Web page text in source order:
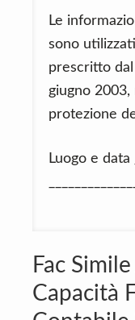
Le
sono
prescritto
giugno
protezione
Luogo e data
Fac
Capacità